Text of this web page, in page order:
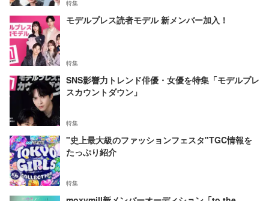
特集
モデルプレス読者モデル 新メンバー加入！
特集
SNS影響力トレンド俳優・女優を特集「モデルプレ
スカウントダウン」
特集
"史上最大級のファッションフェスタ"TGC情報を
たっぷり紹介
特集